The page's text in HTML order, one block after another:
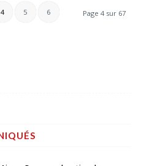
Page 4 sur 67
4 5 6